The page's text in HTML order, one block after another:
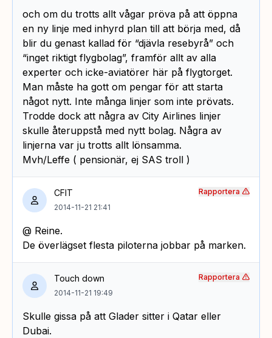
och om du trotts allt vågar pröva på att öppna
en ny linje med inhyrd plan till att börja med, då
blir du genast kallad för “djävla resebyrå” och
“inget riktigt flygbolag”, framför allt av alla
experter och icke-aviatörer här på flygtorget.
Man måste ha gott om pengar för att starta
något nytt. Inte många linjer som inte prövats.
Trodde dock att några av City Airlines linjer
skulle återuppstå med nytt bolag. Några av
linjerna var ju trotts allt lönsamma.
Mvh/Leffe ( pensionär, ej SAS troll )
CFIT
2014-11-21 21:41
@ Reine.
De överlägset flesta piloterna jobbar på marken.
Rapportera
Touch down
2014-11-21 19:49
Skulle gissa på att Glader sitter i Qatar eller
Dubai.
Rapportera